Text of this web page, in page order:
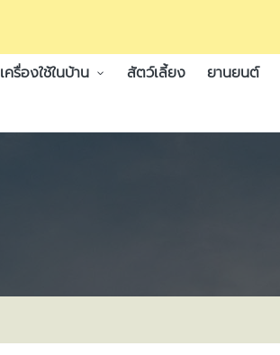
เครื่องใช้ในบ้าน สัตว์เลี้ยง ยานยนต์